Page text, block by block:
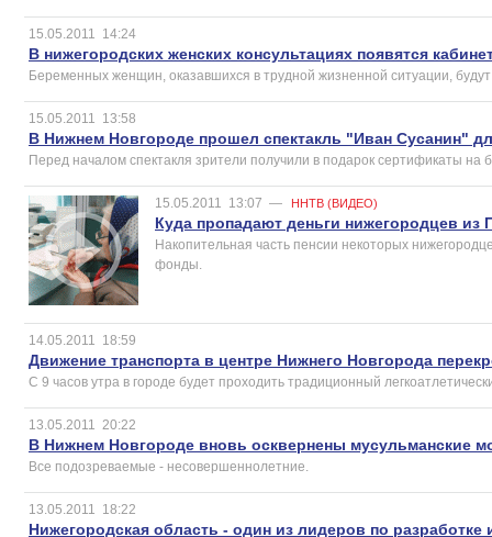
15.05.2011 14:24
В нижегородских женских консультациях появятся
Беременных женщин, оказавшихся в трудной жизненной ситуации, будут
15.05.2011 13:58
В Нижнем Новгороде прошел спектакль "Иван Сусанин"
Перед началом спектакля зрители получили в подарок сертификаты на
15.05.2011 13:07 — ННТВ (ВИДЕО)
Куда пропадают деньги нижегородцев из
Накопительная часть пенсии некоторых
фонды.
14.05.2011 18:59
Движение транспорта в центре Нижнего Новгорода
С 9 часов утра в городе будет проходить традиционный
13.05.2011 20:22
В Нижнем Новгороде вновь осквернены мусульманские
Все подозреваемые - несовершеннолетние.
13.05.2011 18:22
Нижегородская область - один из лидеров по